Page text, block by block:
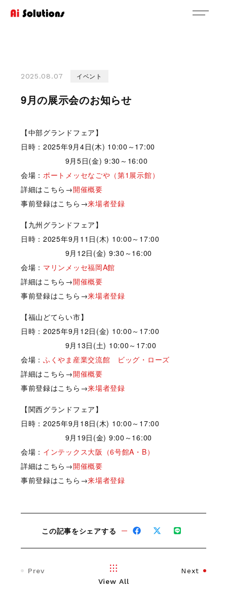
2025.08.07 イベント
9月の展示会のお知らせ
【中部グランドフェア】
日時：2025年9月4日(木) 10:00～17:00
9月5日(金) 9:30～16:00
会場： ポートメッセなごや（第1展示館）
詳細はこちら→開催概要
事前登録はこちら→来場者登録
【九州グランドフェア】
日時：2025年9月11日(木) 10:00～17:00
9月12日(金) 9:30～16:00
会場： マリンメッセ福岡A館
詳細はこちら→開催概要
事前登録はこちら→来場者登録
【福山どてらい市】
日時：2025年9月12日(金) 10:00～17:00
9月13日(土) 10:00～17:00
会場： ふくやま産業交流館 ビッグ・ローズ
詳細はこちら→開催概要
事前登録はこちら→来場者登録
【関西グランドフェア】
日時：2025年9月18日(木) 10:00～17:00
9月19日(金) 9:00～16:00
会場： インテックス大阪（6号館A・B）
詳細はこちら→開催概要
事前登録はこちら→来場者登録
この記事をシェアする
Prev
View All
Next